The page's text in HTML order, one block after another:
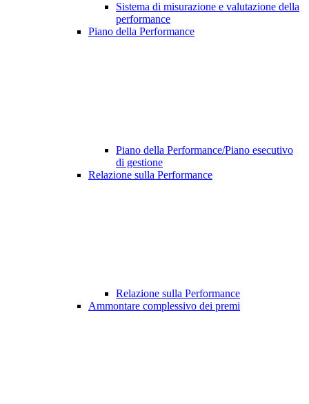
Sistema di misurazione e valutazione della
performance
Piano della Performance
Piano della Performance/Piano esecutivo
di gestione
Relazione sulla Performance
Relazione sulla Performance
Ammontare complessivo dei premi